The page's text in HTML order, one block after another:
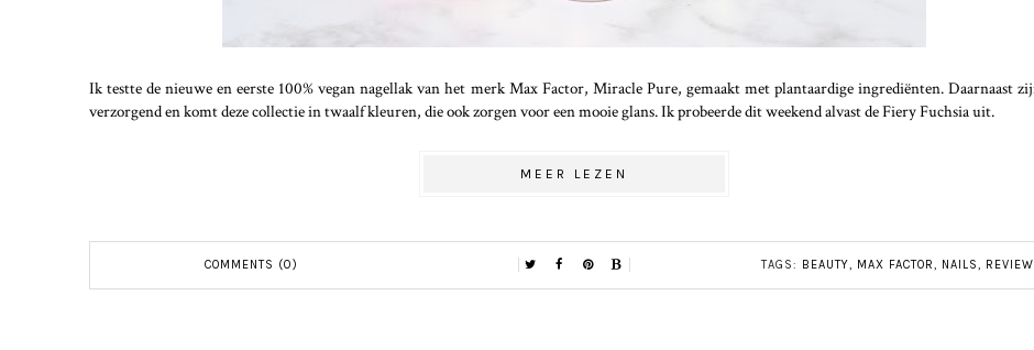
Ik testte de nieuwe en eerste 100% vegan nagellak van het merk Max Factor, Miracle Pure, gemaakt met plantaardige ingrediënten. Daarnaast
verzorgend en komt deze collectie in twaalf kleuren, die ook zorgen voor een mooie glans. Ik probeerde dit weekend alvast de Fiery Fuchsia uit.
MEER LEZEN
COMMENTS (0) TAGS: BEAUTY, MAX FACTOR, NAILS, REVIEW